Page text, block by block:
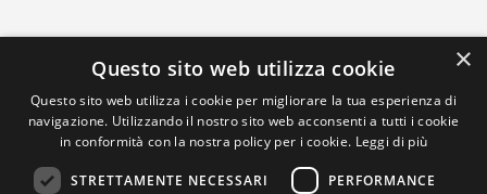
×
Questo sito web utilizza cookie
Questo sito web utilizza i cookie per migliorare la tua esperienza di
navigazione. Utilizzando il nostro sito web acconsenti a tutti i cookie
in conformità con la nostra policy per i cookie. Leggi di più
STRETTAMENTE NECESSARI PERFORMANCE